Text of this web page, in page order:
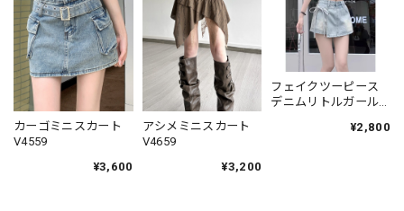
カーゴミニスカート
V4559
¥3,600
アシメミニスカート
V4659
¥3,200
フェイクツーピース
デニムリトルガール
¥2,800